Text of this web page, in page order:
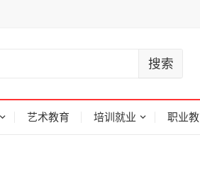
艺术教育 培训就业 职业